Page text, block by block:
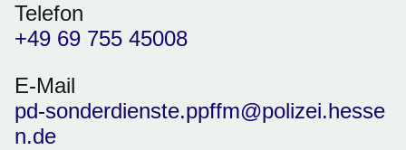
Telefon
+49 69 755 45008
E-Mail
pd-sonderdienste.ppffm@polizei.hesse
n.de